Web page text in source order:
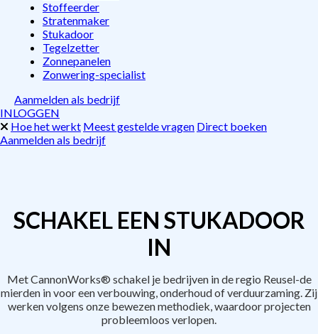
Stoffeerder
Stratenmaker
Stukadoor
Tegelzetter
Zonnepanelen
Zonwering-specialist
Aanmelden als bedrijf
INLOGGEN
Hoe het werkt Meest gestelde vragen Direct boeken
Aanmelden als bedrijf
SCHAKEL EEN STUKADOOR
IN
Met CannonWorks® schakel je bedrijven in de regio Reusel-de
mierden in voor een verbouwing, onderhoud of verduurzaming. Zij
werken volgens onze bewezen methodiek, waardoor projecten
probleemloos verlopen.